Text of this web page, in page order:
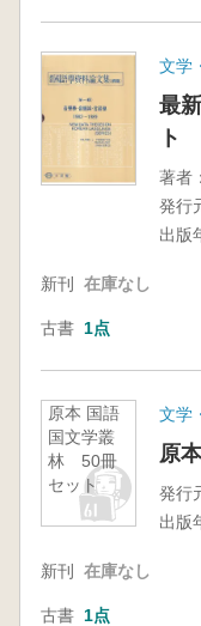
文学
最
ト
著者：
発行
出版
新刊 在庫なし
古書 1点
原本 国語
国文学叢
林 50冊
セット
文学
原
発行
出版
新刊 在庫なし
古書 1点